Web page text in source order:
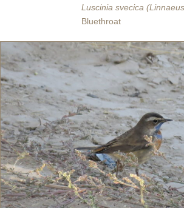
Luscinia svecica
Bluethroat